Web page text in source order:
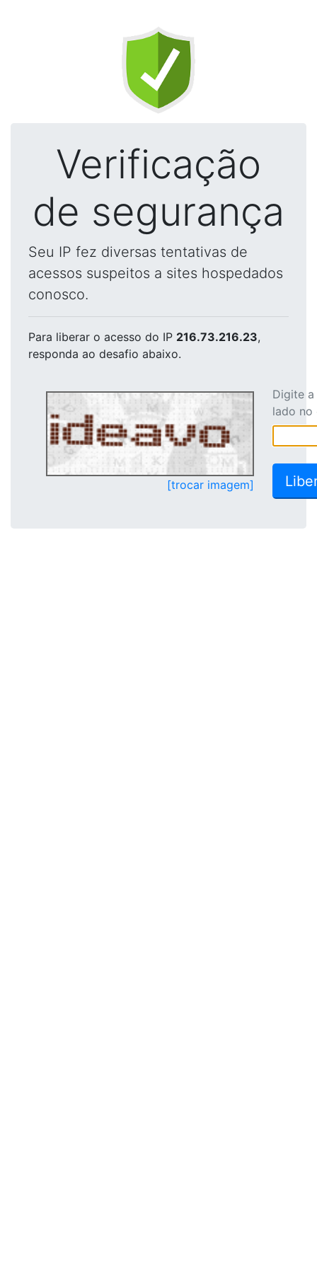
Verificação
de segurança
Seu IP fez diversas tentativas de
acessos suspeitos a sites hospedados
conosco.
Para liberar o acesso do IP 216.73.216.23,
responda ao desafio abaixo.
[trocar imagem]
Digite
lado no